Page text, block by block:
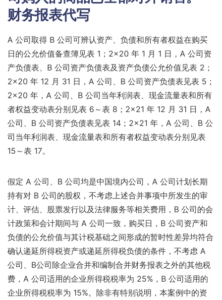
财务报表代写
A 公司取得 B 公司可辨认资产、负债和所有者权益在购买
日的公允价值备查簿见表 1；2×20 年 1 月 1 日，A 公司资
产负债表、B 公司资产负债表及资产负债公允价值见表 2；
2×20 年 12 月 31 日，A 公司、B 公司资产负债表见表 5；
2×20 年，A 公司、B 公司当年利润表、现金流量表和所有
者权益变动表分别见表 6～表 8；2×21 年 12 月 31 日，A
公司、B 公司资产负债表见表 14；2×21 年，A 公司、B 公
司当年利润表、现金流量表和所有者权益变动表分别见表
15～表 17。
假定 A 公司、B 公司均是中国境内公司，A 公司计划长期
持有对 B 公司的股权，不考虑上述合并事项中所发生的审
计、评估、股票发行以及法律服务等相关费用，B 公司的会
计政策和会计期间与 A 公司一致，购买日，B 公司资产和
负债的公允价值与其计税基础之间形成的暂时性差异均符合
确认递延所得税资产或递延所得税负债的条件，不考虑 A
公司、B公司除企业合并和编制合并财务报表之外的其他税
费，A 公司适用的企业所得税税率为 25%，B 公司适用的
企业所得税税率为 15%。除非有特别说明，本案例中的资